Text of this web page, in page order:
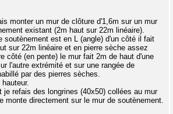
monter un mur de clôture d'1,6m sur un mur
existant (2m haut sur 22m linéaire).
soutènement est en L (angle) d'un côté il fait
sur 22m linéaire et en pierre sèche assez
côté (en pente) le mur fait 2m de haut d'une
l'autre extrémité et sur une rangée de
par des pierres sèches.
je refais des longrines (40x50) collées au mur
monte directement sur le mur de soutènement.